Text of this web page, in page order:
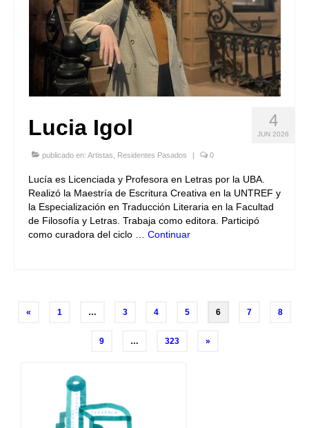
4
JUN 2026
Lucia Igol
publicado en: Artistas Residentes Pasados | 0
Lucía es Licenciada y Profesora en Letras por la UBA.
Realizó la Maestría de Escritura Creativa en la UNTREF y
la Especialización en Traducción Literaria en la Facultad
de Filosofía y Letras. Trabaja como editora. Participó
como curadora del ciclo … Continuar
Navegación
« 1 … 3 4 5 6 7 8
9 … 323 »